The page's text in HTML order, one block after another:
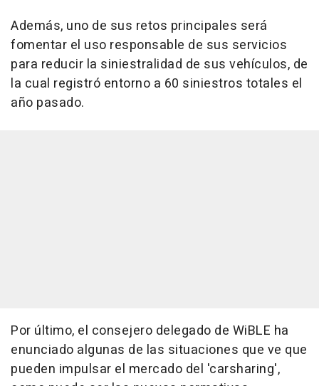
Además, uno de sus retos principales será
fomentar el uso responsable de sus servicios
para reducir la siniestralidad de sus vehículos, de
la cual registró entorno a 60 siniestros totales el
año pasado.
Por último, el consejero delegado de WiBLE ha
enunciado algunas de las situaciones que ve que
pueden impulsar el mercado del 'carsharing',